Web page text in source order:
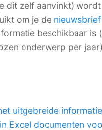
dit zelf aanvinkt)
om je de nieuwsbrief
beschikbaar is
onderwerp per
uitgebreide
Excel documenten